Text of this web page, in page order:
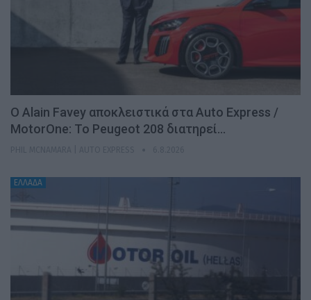
Ο Alain Favey αποκλειστικά στα Auto Express /
MotorOne: Το Peugeot 208 διατηρεί…
ΕΛΛΑΔΑ